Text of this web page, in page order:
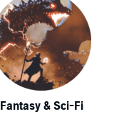
Fantasy & Sci-Fi